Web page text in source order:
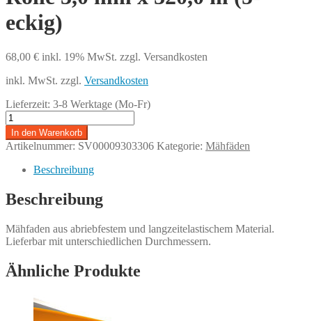
eckig)
68,00 € inkl. 19% MwSt. zzgl. Versandkosten
inkl. MwSt. zzgl. Versandkosten
Lieferzeit: 3-8 Werktage (Mo-Fr)
Rolle
3,0
mm
x
320,0
(5-
eckig)
In den Warenkorb
Artikelnummer: SV00009303306 Kategorie: Mähfäden
Beschreibung
Beschreibung
Mähfaden aus abriebfestem und langzeitelastischem Material.
Lieferbar mit unterschiedlichen Durchmessern.
Ähnliche Produkte